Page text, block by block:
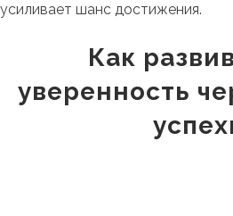
усиливает шанс достижения.
Как
уверенность